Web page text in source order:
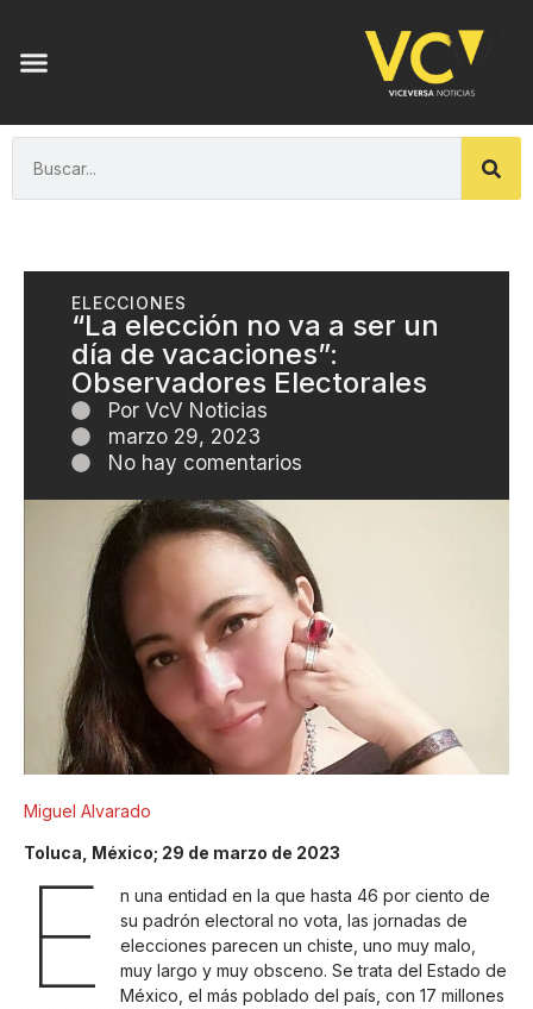
ELECCIONES
“La elección no va a ser un
día de vacaciones”:
Observadores Electorales
Por VcV Noticias
marzo 29, 2023
No hay comentarios
Miguel Alvarado
Toluca, México; 29 de marzo de 2023
E
n una entidad en la que hasta 46 por ciento de
su padrón electoral no vota, las jornadas de
elecciones parecen un chiste, uno muy malo,
muy largo y muy obsceno. Se trata del Estado de
México, el más poblado del país, con 17 millones